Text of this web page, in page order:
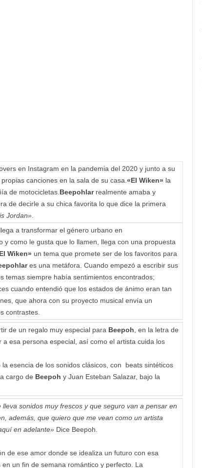
en Instagram en la pandemia del 2020 y junto a su
canciones en la sala de su casa. «El Wiken» la
de motocicletas. Beepohlarrealmente amaba y
de decirle a su chica favorita lo que dice la primera
Jordan».
a transformar el género urbano en
y como le gusta que lo llamen, llega con una propuesta
Wiken» un tema que promete ser de los favoritos para
es una metáfora. Cuando empezó a escribir sus
temas siempre había sentimientos encontrados;
cuando entendió que los estados de ánimo eran tan
que ahora con su proyecto musical envía un
contrastes.
de un regalo muy especial para Beepoh , en la letra de
esa persona especial, así como el artista cuida los
esencia de los sonidos clásicos, con beats sintéticos
cargo de Beepoh y Juan Esteban Salazar, bajo la
sonidos muy frescos y que seguro van a pensar en
además, que quiero que me vean como un artista
en adelante» Dice Beepoh.
de ese amor donde se idealiza un futuro con esa
un fin de semana romántico y perfecto. La